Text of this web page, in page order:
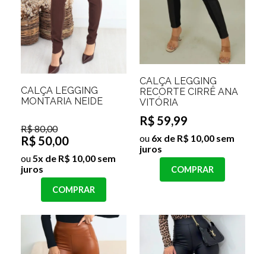
CALÇA LEGGING
MONTARIA NEIDE
R$ 80,00
R$ 50,00
ou5x de R$ 10,00 sem
juros
COMPRAR
CALÇA LEGGING
RECORTE CIRRÊ ANA
VITÓRIA
R$ 59,99
ou 6x de R$ 10,00 sem
juros
COMPRAR